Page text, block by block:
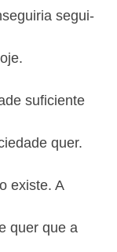
segui-
suficiente
quer.
existe. A
quer que a